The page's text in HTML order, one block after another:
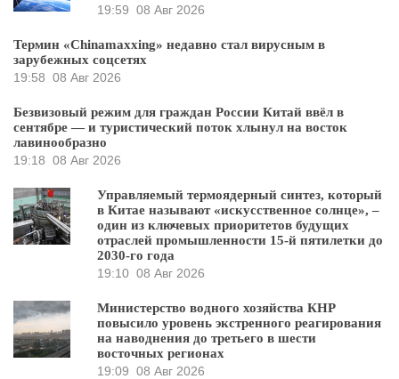
19:59 08 Авг 2026
Термин «Chinamaxxing» недавно стал вирусным в
зарубежных соцсетях
19:58 08 Авг 2026
Безвизовый режим для граждан России Китай ввёл в
сентябре — и туристический поток хлынул на восток
лавинообразно
19:18 08 Авг 2026
Управляемый термоядерный синтез, который
в Китае называют «искусственное солнце», –
один из ключевых приоритетов будущих
отраслей промышленности 15-й пятилетки до
2030-го года
19:10 08 Авг 2026
Министерство водного хозяйства КНР
повысило уровень экстренного реагирования
на наводнения до третьего в шести
восточных регионах
19:09 08 Авг 2026